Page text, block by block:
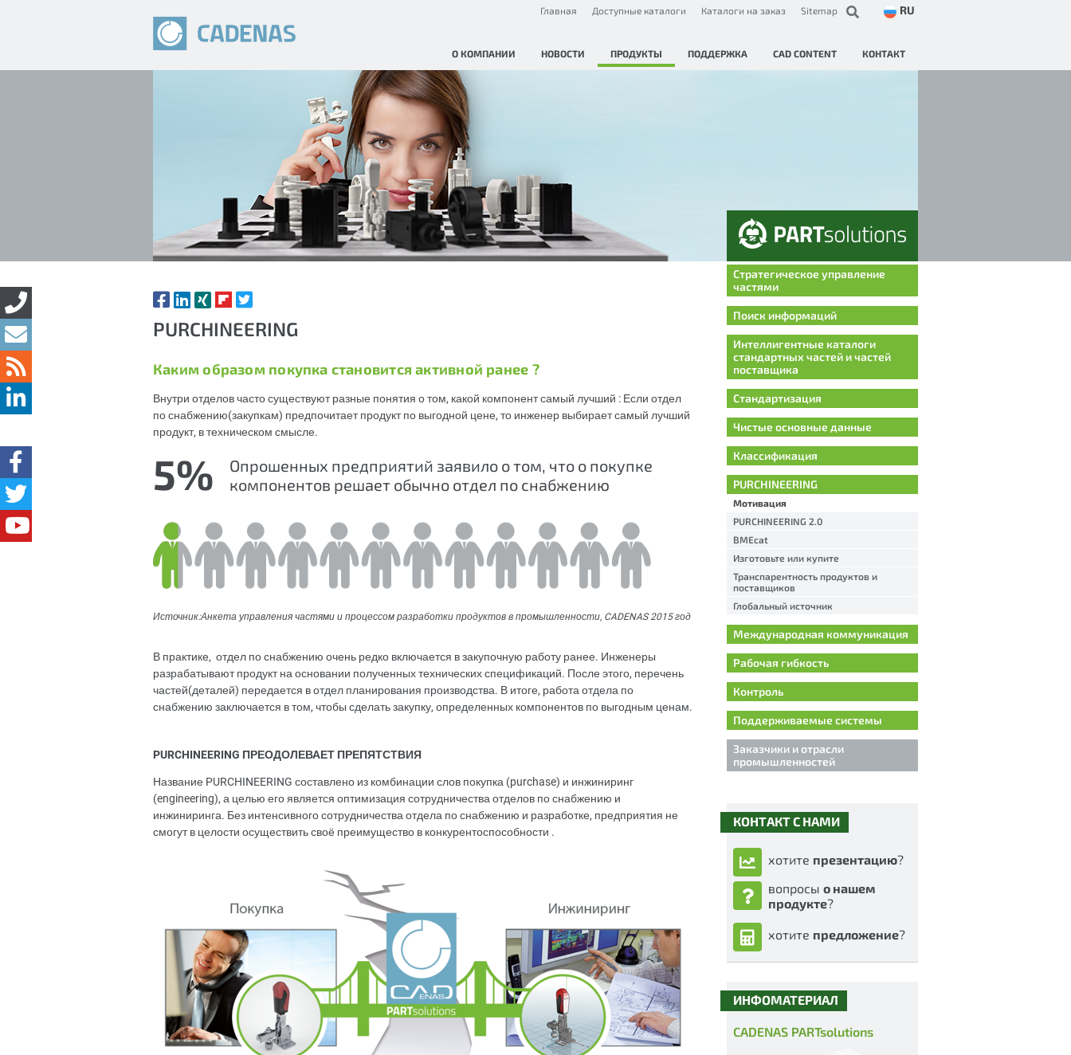
Главная Доступные каталоги Каталоги на заказ Sitemap RU
О КОМПАНИИ НОВОСТИ ПРОДУКТЫ ПОДДЕРЖКА CAD CONTENT КОНТАКТ
PURCHINEERING
Каким образом покупка становится активной ранее ?
Внутри отделов часто существуют разные понятия о том, какой компонент самый лучший : Если отдел
по снабжению(закупкам) предпочитает продукт по выгодной цене, то инженер выбирает самый лучший
продукт, в техническом смысле.
5%
Опрошенных предприятий заявило о том, что о покупке
компонентов решает обычно отдел по снабжению
Источник:Анкета управления частями и процессом разработки продуктов в промышленности, CADENAS 2015 год
В практике, отдел по снабжению очень редко включается в закупочную работу ранее. Инженеры
разрабатывают продукт на основании полученных технических спецификаций. После этого, перечень
частей(деталей) передается в отдел планирования производства. В итоге, работа отдела по
снабжению заключается в том, чтобы сделать закупку, определенных компонентов по выгодным ценам.
PURCHINEERING ПРЕОДОЛЕВАЕТ ПРЕПЯТСТВИЯ
Название PURCHINEERING составлено из комбинации слов покупка (purchase) и инжиниринг
(engineering), а целью его является оптимизация сотрудничества отделов по снабжению и
инжиниринга. Без интенсивного сотрудничества отдела по снабжению и разработке, предприятия не
смогут в целости осуществить своё преимущество в конкурентоспособности .
Стратегическое управление
частями
Поиск информаций
Интеллигентные каталоги
стандартных частей и частей
поставщика
Стандартизация
Чистые основные данные
Классификация
PURCHINEERING
Мотивация
PURCHINEERING 2.0
BMEcat
Изготовьте или купите
Транспарентность продуктов и
поставщиков
Глобальный источник
Международная коммуникация
Рабочая гибкость
Контроль
Поддерживаемые системы
Заказчики и отрасли
промышленностей
КОНТАКТ С НАМИ
хотите презентацию?
вопросы о нашем
продукте?
хотите предложение?
ИНФОМАТЕРИАЛ
CADENAS PARTsolutions